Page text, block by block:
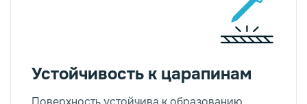
Устойчивость к царапинам